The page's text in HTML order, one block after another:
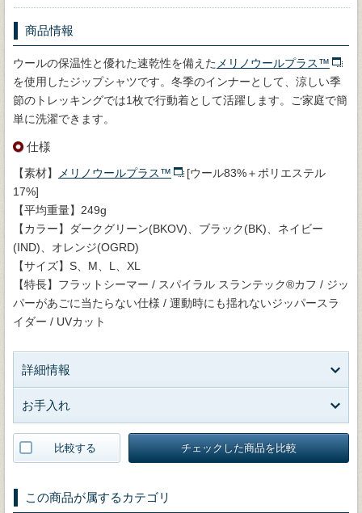
商品情報
ウールの保温性と優れた速乾性を備えた メリノウールプラス™
を使用したジップシャツです。冬季のインナーとして、涼しい季
節のトレッキングでは1枚で行動着として活躍します。ご家庭で簡
単に洗濯できます。
仕様
【素材】 メリノウールプラス™
[ウール83%＋ポリエステル
17%]
【平均重量】249g
【カラー】ダークグリーン(BKOV)、ブラック(BK)、ネイビー
(IND)、オレンジ(OGRD)
【サイズ】S、M、L、XL
【特長】フラットシーマー / スパイラル スランテック®カフ / ジッ
パーがあごに当たらない仕様 / 運動時にも揺れないジッパースラ
イダー / UVカット
詳細情報
お手入れ
比較する チェックした商品を比較
この商品が属するカテゴリ